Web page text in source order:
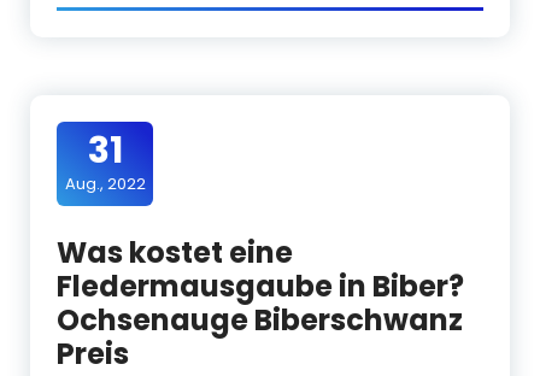
31
Aug., 2022
Was kostet eine
Fledermausgaube in Biber?
Ochsenauge Biberschwanz
Preis